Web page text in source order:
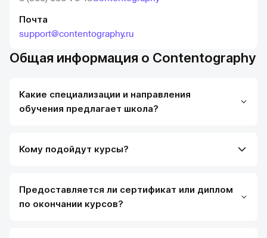
Почта
support@contentography.ru
Общая информация о Contentography
Какие специализации и направления
обучения предлагает школа?
Кому подойдут курсы?
Предоставляется ли сертификат или диплом
по окончании курсов?